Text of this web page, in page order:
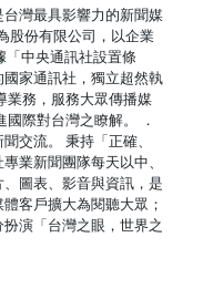
灣最具影響力的新聞媒
股份有限公司，以企業
「中央通訊社設置條
家通訊社，獨立超然執
業務，服務大眾傳播媒
際對台灣之瞭解。 ．
交流。 秉持「正確、
業新聞團隊每天以中、
圖表、影音與資訊，是
客戶擴大為閱聽大眾；
演「台灣之眼，世界之